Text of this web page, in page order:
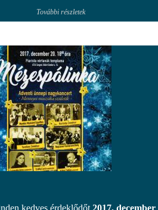
További részletek
kedves érdeklődőt 2017. december